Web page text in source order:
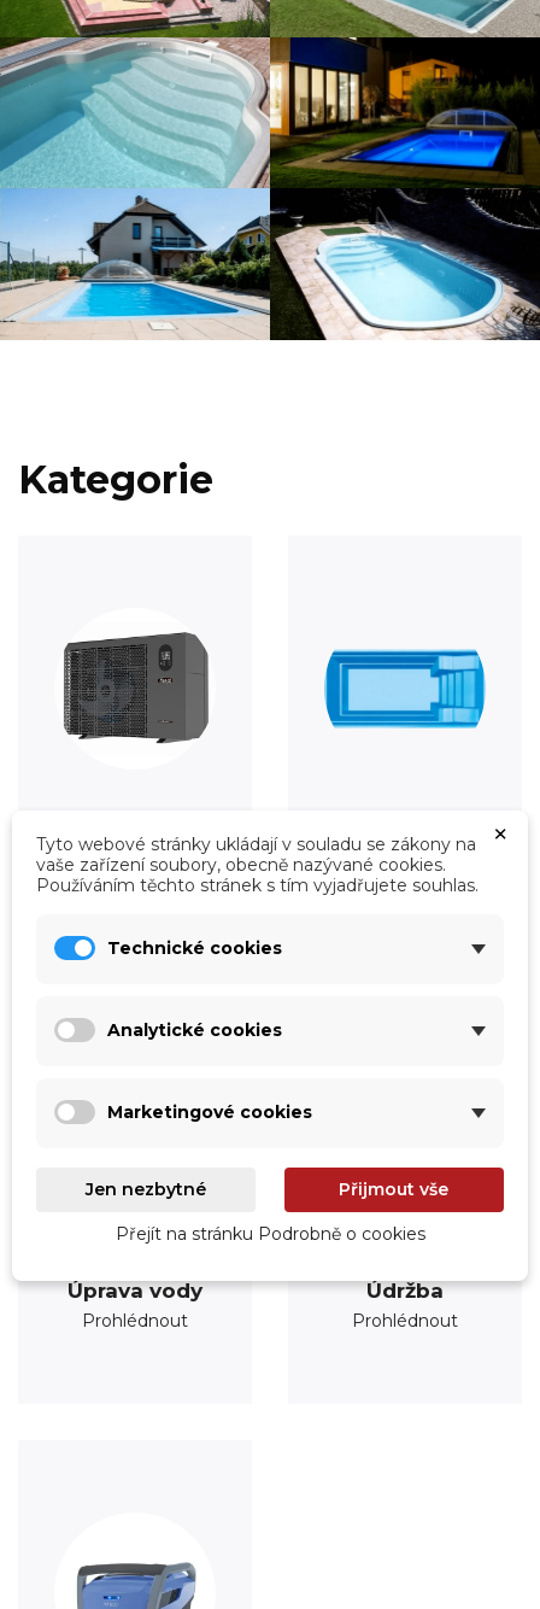
Kategorie
Vytápění
Prohlédnout
Fólie
Prohlédnout
Úprava vody
Prohlédnout
Údržba
Prohlédnout
×
Tyto webové stránky ukládají v souladu se zákony na
vaše zařízení soubory, obecně nazývané cookies.
Používáním těchto stránek s tím vyjadřujete souhlas.
Technické cookies
Analytické cookies
Marketingové cookies
Jen nezbytné Přijmout vše
Přejít na stránku Podrobně o cookies